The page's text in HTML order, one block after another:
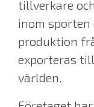
tillverkare
inom sporten
produktion
exporteras
världen.